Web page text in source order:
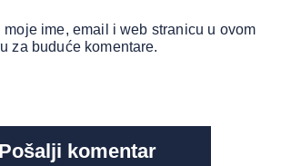
moje ime, email i web stranicu u ovom
za buduće komentare.